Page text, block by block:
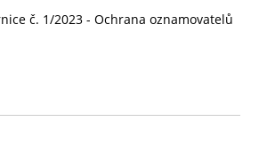
č. 1/2023 - Ochrana oznamovatelů